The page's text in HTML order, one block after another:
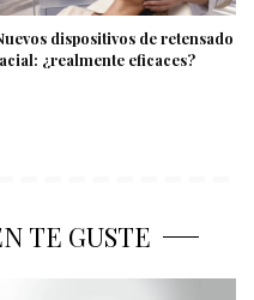
dispositivos de retensado
¿realmente eficaces?
TE GUSTE